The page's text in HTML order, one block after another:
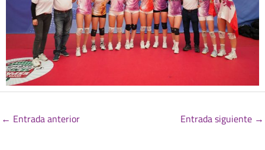
← Entrada anterior Entrada siguiente →